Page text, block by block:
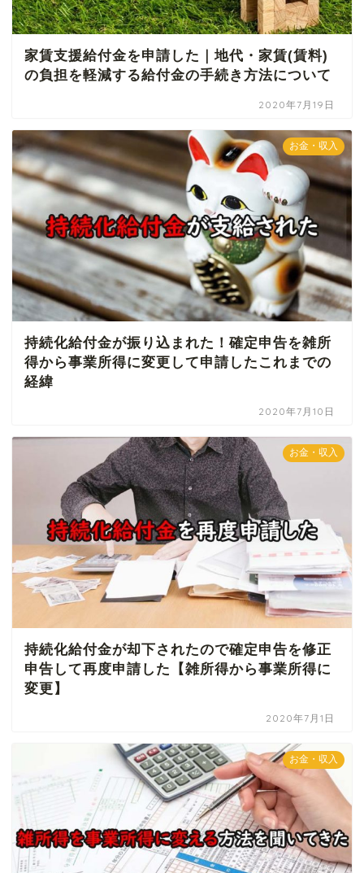
家賃支援給付金を申請した｜地代・家賃(賃料)
の負担を軽減する給付金の手続き方法について
2020年7月19日
お金・収入
持続化給付金が振り込まれた！確定申告を雑所
得から事業所得に変更して申請したこれまでの
経緯
2020年7月10日
お金・収入
持続化給付金が却下されたので確定申告を修正
申告して再度申請した【雑所得から事業所得に
変更】
2020年7月1日
お金・収入